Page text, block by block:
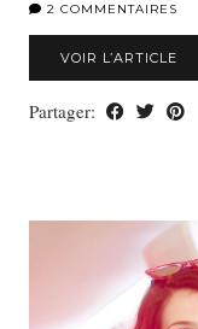
2 COMMENTAIRES
VOIR L’ARTICLE
Partager: